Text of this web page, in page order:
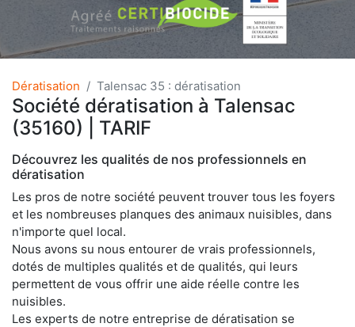
Dératisation Talensac 35 : dératisation
Société dératisation à Talensac
(35160) | TARIF
Découvrez les qualités de nos professionnels en
dératisation
Les pros de notre société peuvent trouver tous les foyers
et les nombreuses planques des animaux nuisibles, dans
n'importe quel local.
Nous avons su nous entourer de vrais professionnels,
dotés de multiples qualités et de qualités, qui leurs
permettent de vous offrir une aide réelle contre les
nuisibles.
Les experts de notre entreprise de dératisation se